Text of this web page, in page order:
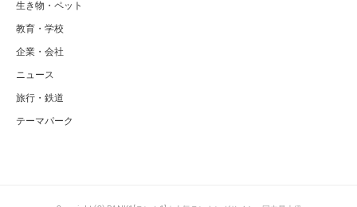
生き物・ペット
教育・学校
企業・会社
ニュース
旅行・鉄道
テーマパーク